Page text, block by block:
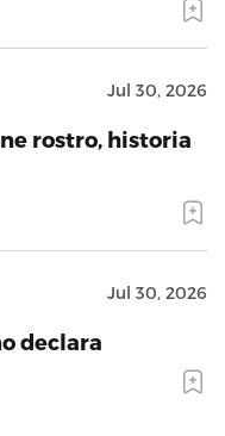
Jul 30, 2026
rostro, historia
Jul 30, 2026
declara